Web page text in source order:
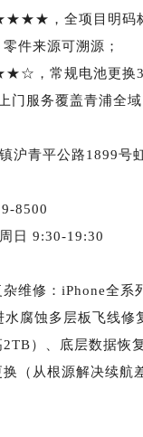
，全项目明码
件来源可溯源；
，常规电池更换
门服务覆盖青浦全域
沪青平公路1899号
8500
日 9:30-19:30
维修：iPhone全系
腐蚀多层板飞线修
）、底层数据恢
（从根源解决续航